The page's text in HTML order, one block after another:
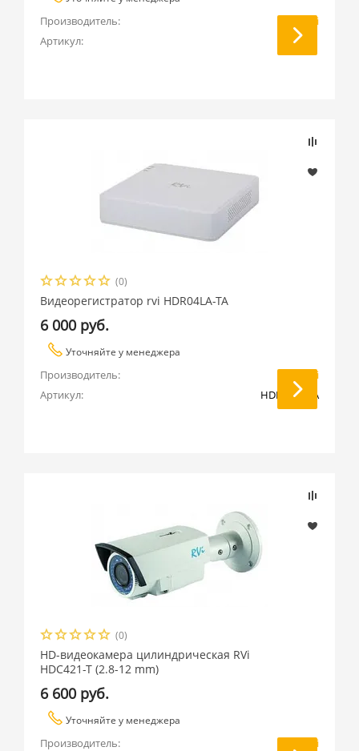
Производитель:
RVi
Артикул:
IPN4/1
(0)
Видеорегистратор rvi HDR04LA-TA
6 000 руб.
Уточняйте у менеджера
Производитель:
RVi
Артикул:
HDR04LA-TA
(0)
HD-видеокамера цилиндрическая RVi
HDC421-T (2.8-12 mm)
6 600 руб.
Уточняйте у менеджера
Производитель:
RVi